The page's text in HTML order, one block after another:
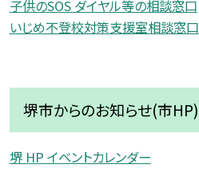
子供のSOS ダイヤル等の相談窓口
いじめ不登校対策支援室相談窓口
堺市からのお知らせ(市HP)
堺 HP イベントカレンダー